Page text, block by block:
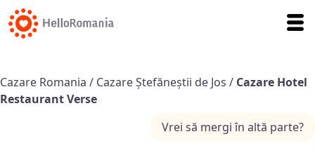
Cazare Romania / Cazare Ștefăneștii de Jos / Cazare Hotel
Restaurant Verse
Vrei să mergi în altă parte?